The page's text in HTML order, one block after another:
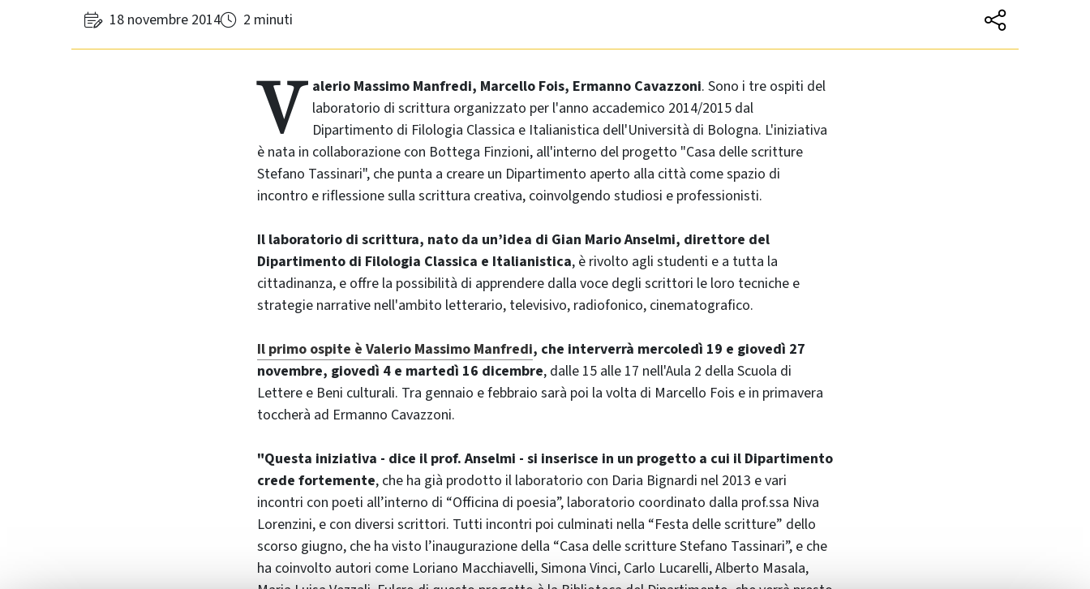
18 novembre 2014 2 minuti
V alerio Massimo Manfredi, Marcello Fois, Ermanno Cavazzoni. Sono i tre ospiti del
laboratorio di scrittura organizzato per l'anno accademico 2014/2015 dal
Dipartimento di Filologia Classica e Italianistica dell'Università di Bologna. L'iniziativa
è nata in collaborazione con Bottega Finzioni, all'interno del progetto "Casa delle scritture
Stefano Tassinari", che punta a creare un Dipartimento aperto alla città come spazio di
incontro e riflessione sulla scrittura creativa, coinvolgendo studiosi e professionisti.
Il laboratorio di scrittura, nato da un’idea di Gian Mario Anselmi, direttore del
Dipartimento di Filologia Classica e Italianistica, è rivolto agli studenti e a tutta la
cittadinanza, e offre la possibilità di apprendere dalla voce degli scrittori le loro tecniche e
strategie narrative nell'ambito letterario, televisivo, radiofonico, cinematografico.
Il primo ospite è Valerio Massimo Manfredi, che interverrà mercoledì 19 e giovedì 27
novembre, giovedì 4 e martedì 16 dicembre, dalle 15 alle 17 nell'Aula 2 della Scuola di
Lettere e Beni culturali. Tra gennaio e febbraio sarà poi la volta di Marcello Fois e in primavera
toccherà ad Ermanno Cavazzoni.
"Questa iniziativa - dice il prof. Anselmi - si inserisce in un progetto a cui il Dipartimento
crede fortemente, che ha già prodotto il laboratorio con Daria Bignardi nel 2013 e vari
incontri con poeti all’interno di “Officina di poesia”, laboratorio coordinato dalla prof.ssa Niva
Lorenzini, e con diversi scrittori. Tutti incontri poi culminati nella “Festa delle scritture” dello
scorso giugno, che ha visto l’inaugurazione della “Casa delle scritture Stefano Tassinari”, e che
ha coinvolto autori come Loriano Macchiavelli, Simona Vinci, Carlo Lucarelli, Alberto Masala,